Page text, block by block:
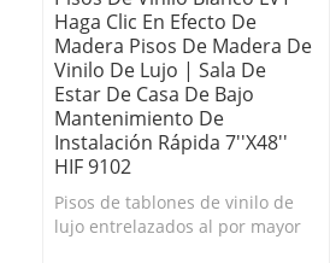
Haga Clic En Efecto De
Madera Pisos De Madera De
Vinilo De Lujo | Sala De
Estar De Casa De Bajo
Mantenimiento De
Instalación Rápida 7''x48''
HIF 9102
Pisos de tablones de vinilo de
lujo entrelazados al por mayor